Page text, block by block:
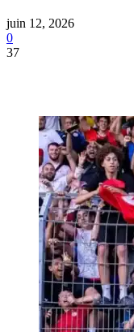
juin 12, 2026
0
37